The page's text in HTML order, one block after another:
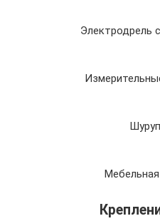
Электродрель